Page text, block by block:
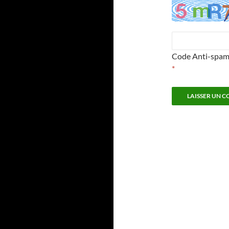
Code Anti-spam
*